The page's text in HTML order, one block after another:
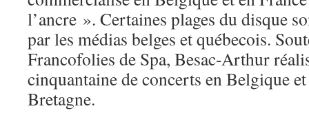
l’ancre ». Certaines plages du disque
par les médias belges et québecois.
Francofolies de Spa, Besac-Arthur
cinquantaine de concerts en Belgique
Bretagne.